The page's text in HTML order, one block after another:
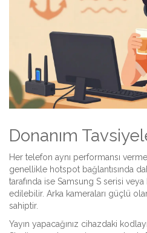
Donanım
Her telefon aynı performansı
genellikle hotspot bağlantısında
tarafında ise Samsung S serisi
edilebilir. Arka kameraları güçlü
sahiptir.
Yayın yapacağınız cihazdaki